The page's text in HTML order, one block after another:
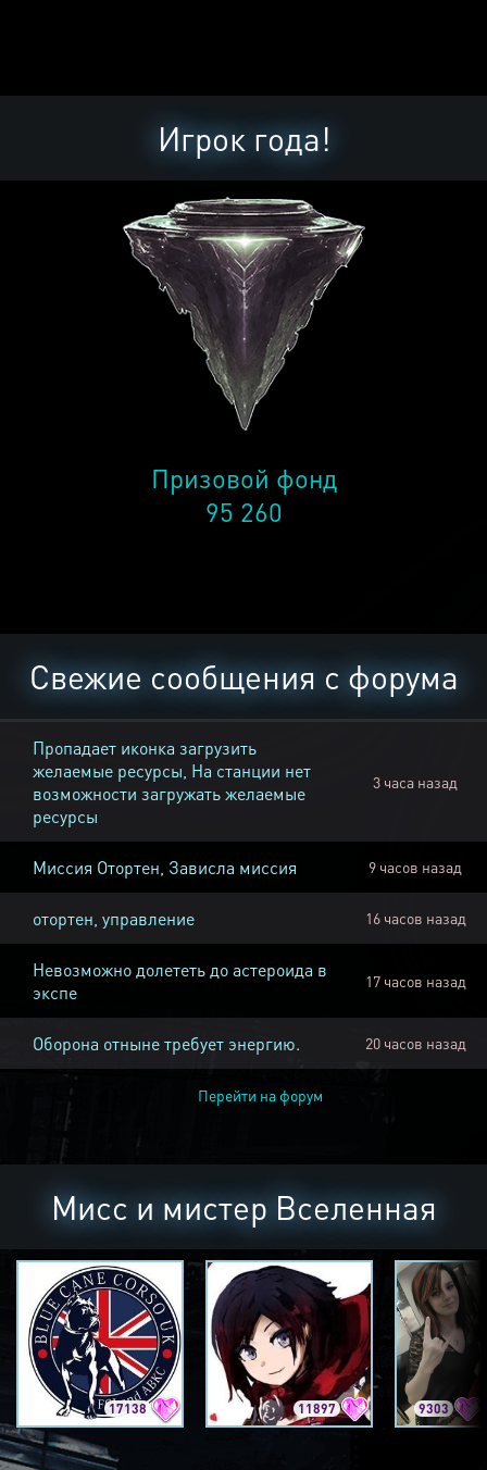
Игрок года!
Призовой фонд
95 260
Свежие сообщения с форума
Пропадает иконка загрузить
желаемые ресурсы, На станции нет
возможности загружать желаемые
ресурсы
3 часа назад
Миссия Отортен, Зависла миссия 9 часов назад
отортен, управление 16 часов назад
Невозможно долететь до астероида в
экспе
17 часов назад
Оборона отныне требует энергию. 20 часов назад
Перейти на форум
Мисс и мистер Вселенная
17138 11897 9303